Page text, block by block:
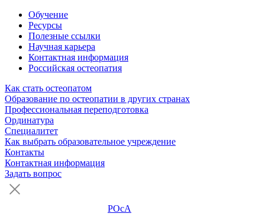
Обучение
Ресурсы
Полезные ссылки
Научная карьера
Контактная информация
Российская остеопатия
Как стать остеопатом
Образование по остеопатии в других странах
Профессиональная переподготовка
Ординатура
Специалитет
Как выбрать образовательное учреждение
Контакты
Контактная информация
Задать вопрос
РОсА